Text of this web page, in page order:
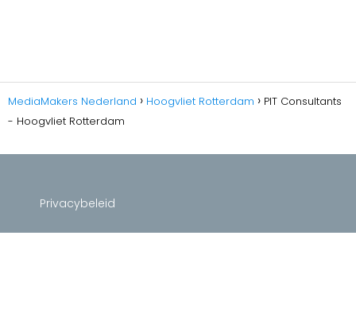
MediaMakers Nederland Hoogvliet Rotterdam
PIT Consultants
- Hoogvliet Rotterdam
Privacybeleid